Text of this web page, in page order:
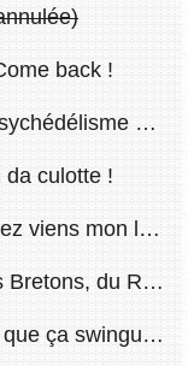
back !
et sensualité !
da culotte !
viens mon lapin !
du Rock, du Blues et de la Bière !
ça swingue !